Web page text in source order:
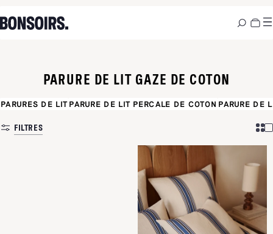
PARURE DE LIT GAZE DE COTON
PARURES DE LITPARURE DE LIT PERCALE DE COTON PARURE DE
FILTRES